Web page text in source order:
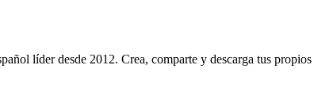
líder desde 2012. Crea, comparte y descarga tus propios